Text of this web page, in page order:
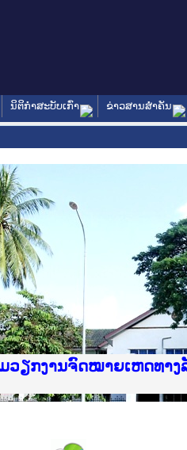
ນິຕິກໍາສະບັບເກົ່າ ຂ່າວສານສໍາຄັນ
Justice Lao PDR
ຊຈົດໝາຍເຫດທາງລັດຖະ
ຳ
ວຽກງານຈົດໝາຍເຫດທາ
ທວນຄືນການຈັດຕັ້ງປະຕິບັ
ະສານງານວຽກງານຈົດໝ
ະສານງານວຽກງານຈົດໝ
ກົດໝາຍລາວ ແລະ ເວັບໄ
ກົດໝາຍລາວ ແລະ ເວັບໄ
ກງານຈົດໝາຍເຫດທາງລັ
ວຽກງານຈົດໝາຍເຫດທາງ